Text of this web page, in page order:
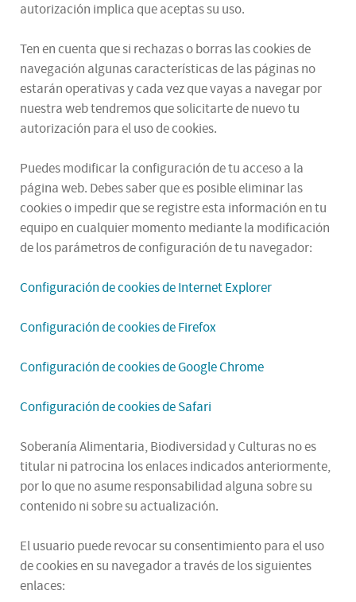
autorización implica que aceptas su uso.
Ten en cuenta que si rechazas o borras las cookies de
navegación algunas características de las páginas no
estarán operativas y cada vez que vayas a navegar por
nuestra web tendremos que solicitarte de nuevo tu
autorización para el uso de cookies.
Puedes modificar la configuración de tu acceso a la
página web. Debes saber que es posible eliminar las
cookies o impedir que se registre esta información en tu
equipo en cualquier momento mediante la modificación
de los parámetros de configuración de tu navegador:
Configuración de cookies de Internet Explorer
Configuración de cookies de Firefox
Configuración de cookies de Google Chrome
Configuración de cookies de Safari
Soberanía Alimentaria, Biodiversidad y Culturas no es
titular ni patrocina los enlaces indicados anteriormente,
por lo que no asume responsabilidad alguna sobre su
contenido ni sobre su actualización.
El usuario puede revocar su consentimiento para el uso
de cookies en su navegador a través de los siguientes
enlaces: